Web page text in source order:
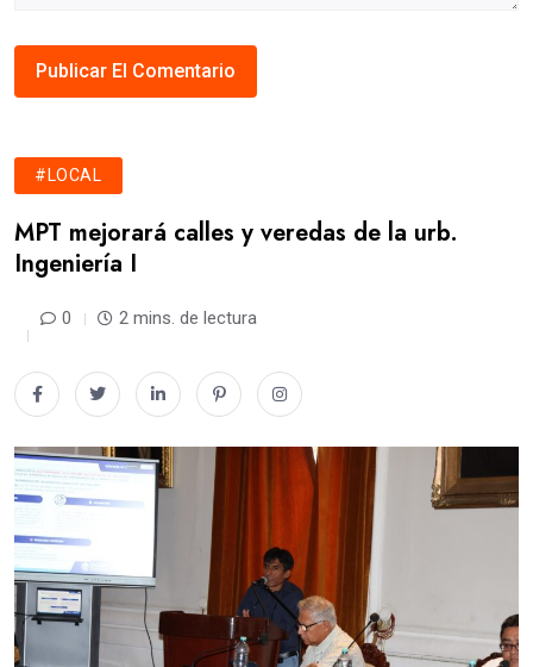
#LOCAL
MPT mejorará calles y veredas de la urb.
Ingeniería I
0 2 mins. de lectura